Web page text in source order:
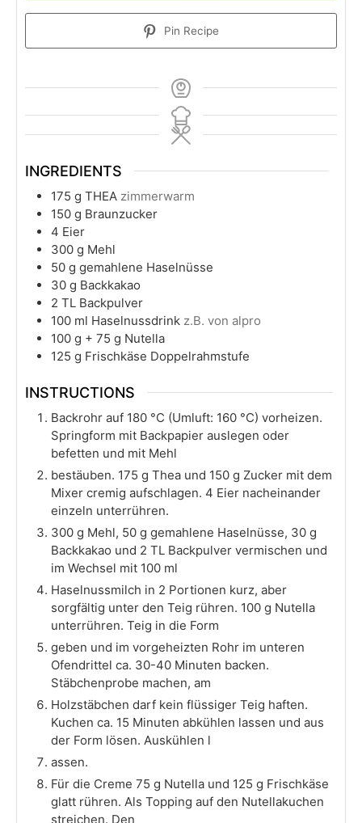
Pin Recipe
INGREDIENTS
175 g THEA zimmerwarm
150 g Braunzucker
4 Eier
300 g Mehl
50 g gemahlene Haselnüsse
30 g Backkakao
2 TL Backpulver
100 ml Haselnussdrink z.B. von alpro
100 g + 75 g Nutella
125 g Frischkäse Doppelrahmstufe
INSTRUCTIONS
Backrohr auf 180 °C (Umluft: 160 °C) vorheizen.
Springform mit Backpapier auslegen oder
befetten und mit Mehl
bestäuben. 175 g Thea und 150 g Zucker mit dem
Mixer cremig aufschlagen. 4 Eier nacheinander
einzeln unterrühren.
300 g Mehl, 50 g gemahlene Haselnüsse, 30 g
Backkakao und 2 TL Backpulver vermischen und
im Wechsel mit 100 ml
Haselnussmilch in 2 Portionen kurz, aber
sorgfältig unter den Teig rühren. 100 g Nutella
unterrühren. Teig in die Form
geben und im vorgeheizten Rohr im unteren
Ofendrittel ca. 30-40 Minuten backen.
Stäbchenprobe machen, am
Holzstäbchen darf kein flüssiger Teig haften.
Kuchen ca. 15 Minuten abkühlen lassen und aus
der Form lösen. Auskühlen l
assen.
Für die Creme 75 g Nutella und 125 g Frischkäse
glatt rühren. Als Topping auf den Nutellakuchen
streichen. Den